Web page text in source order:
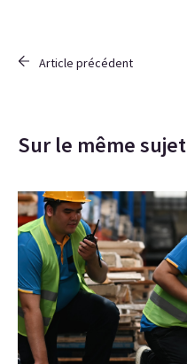
Article précédent
Sur le même sujet